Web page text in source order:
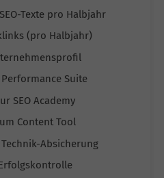
Texte pro Halbjahr
(pro Halbjahr)
Suite
SEO Academy
Content Tool
Absicherung